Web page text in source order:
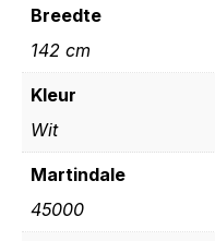
Breedte
142 cm
Kleur
Wit
Martindale
45000